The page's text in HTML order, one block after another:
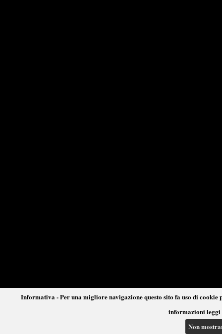
Informativa - Per una migliore navigazione questo sito fa uso di
informazioni leggi
Non